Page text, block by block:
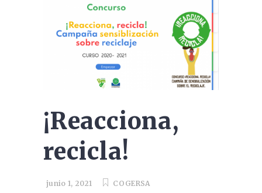
¡Reacciona,
recicla!
junio 1, 2021 COGERSA